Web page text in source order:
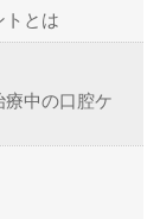
トとは
中の口腔ケ